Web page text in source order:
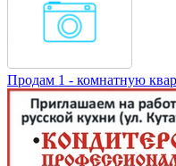
Продам 1 - комнатную